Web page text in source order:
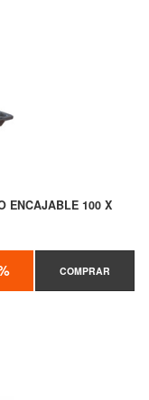
ENCAJABLE 100 X
COMPRAR